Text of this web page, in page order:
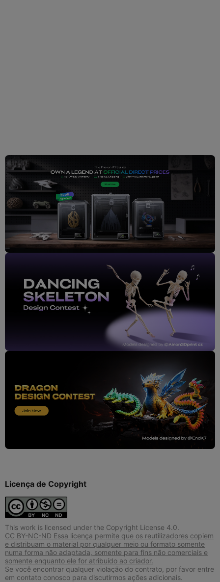
Licença de Copyright
This work is licensed under the Copyright License 4.0.
CC BY-NC-ND Essa licença permite que os reutilizadores copiem
e distribuam o material por qualquer meio ou formato somente
numa forma não adaptada, somente para fins não comerciais e
somente enquanto ele for atribuído ao criador.
Se você encontrar qualquer violação do contrato, por favor entre
em contato conosco para discutirmos ações adicionais.